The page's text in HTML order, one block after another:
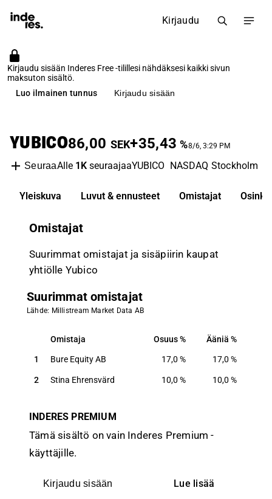
Kirjaudu
Kirjaudu sisään Inderes Free -tilillesi nähdäksesi kaikki sivun
maksuton sisältö.
Luo ilmainen tunnus
Kirjaudu sisään
YUBICO86,00 SEK+35,43 %8/6, 3:29 PM
SeuraaAlle 1KseuraajaaYUBICO NASDAQ Stockholm
Yleiskuva Luvut & ennusteet Omistajat Osinko
Omistajat
Suurimmat omistajat ja sisäpiirin kaupat
yhtiölle Yubico
Suurimmat omistajat
Lähde: Millistream Market Data AB
Omistaja Osuus Ääniä
Omistaja Osuus Ääniä
1 Bure Equity AB 17,0 % 17,0 %
2 Stina Ehrensvärd 10,0 % 10,0 %
INDERES PREMIUM
Tämä sisältö on vain Inderes Premium -
käyttäjille.
Kirjaudu sisään Lue lisää